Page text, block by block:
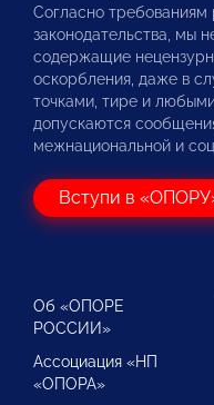
Согласно требованиям
законодательства, мы
содержащие
оскорбления, даже в
точками, тире и
допускаются
межнациональной и
Вступи в
Об «ОПОРЕ
РОССИИ»
Ассоциация «НП
«ОПОРА»